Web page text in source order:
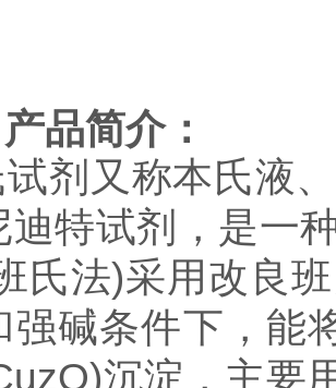
品简介：
剂又称本氏液
迪特试剂，是一
氏法)采用改良
强碱条件下，能
沉淀，主要